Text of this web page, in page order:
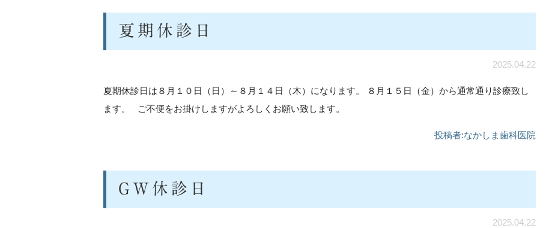
夏期休診日
2025.04.22
夏期休診日は８月１０日（日）～８月１４日（木）になります。 ８月１５日（金）から通常通り診療致し
ます。 ご不便をお掛けしますがよろしくお願い致します。
投稿者:なかしま歯科医院
GW休診日
2025.04.22